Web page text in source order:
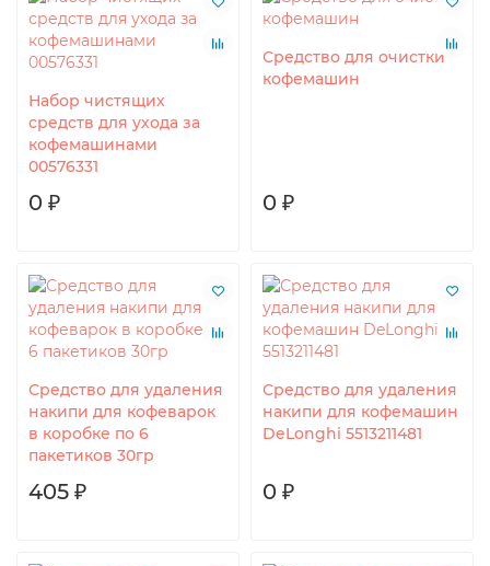
Набор чистящих
средств для ухода за
кофемашинами
00576331
0 ₽
Средство для очистки
кофемашин
0 ₽
Средство для удаления
накипи для кофеварок
в коробке по 6
пакетиков 30гр
405 ₽
Средство для удаления
накипи для кофемашин
DeLonghi 5513211481
0 ₽